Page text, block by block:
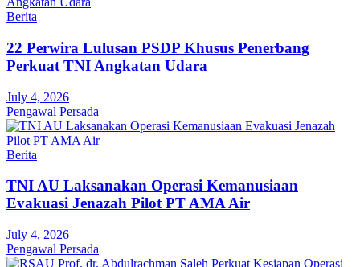
Berita
22 Perwira Lulusan PSDP Khusus Penerbang
Perkuat TNI Angkatan Udara
July 4, 2026
Pengawal Persada
Berita
TNI AU Laksanakan Operasi Kemanusiaan
Evakuasi Jenazah Pilot PT AMA Air
July 4, 2026
Pengawal Persada